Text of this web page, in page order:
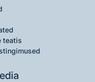
teatis